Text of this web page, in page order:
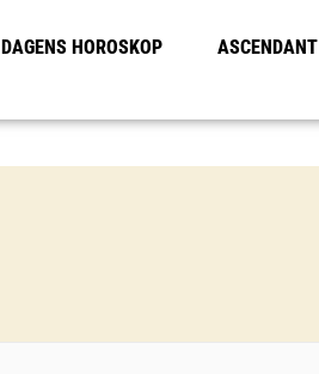
DAGENS HOROSKOP ASCENDANT